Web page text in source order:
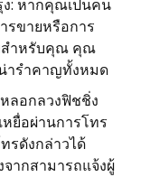
ง: หากคุณเป็นคน
รขายหรือการ
สำหรับคุณ คุณ
ารำคาญทั้งหมด
ลอกลวงฟิชชิ่ง
ยื่อผ่านการโทร
รดังกล่าวได้
ากสามารถแจ้งผู้